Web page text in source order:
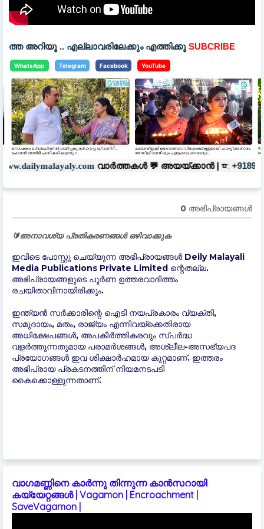
എത്തിക്കൂSUBCRIBE
WhatsApp Telegram Facebook YouTube
വാർത്തകൾ 💬അയയ്ക്കാൻ | ☎: +918921123196 ☎
0 അഭിപ്രായങ്ങള്‍
🔰അനാവശ്യ പ്രതികരണങ്ങൾ ഒഴിവാക്കുക
ഇവിടെ പോസ്റ്റു ചെയ്യുന്ന അഭിപ്രായങ്ങൾ Deily Malayali
Media Publications Private Limited ന്റെതല്ല.
അഭിപ്രായങ്ങളുടെ പൂർണ ഉത്തരവാദിത്തം
രചയിതാവിനായിരിക്കും.
ഇന്ത്യന്‍ സർക്കാരിന്റെ ഐടി നയപ്രകാരം വ്യക്തി,
സമുദായം, മതം, രാജ്യം എന്നിവയ്ക്കെതിരായ
അധിക്ഷേപങ്ങൾ, അപകീർത്തികരവും സ്പർദ്ധ
വളർത്തുന്നതുമായ പരാമർശങ്ങൾ, അശ്ലീല-അസഭ്യപദ
പ്രയോഗങ്ങൾ ഇവ ശിക്ഷാർഹമായ കുറ്റമാണ്. ഇത്തരം
അഭിപ്രായ പ്രകടനത്തിന് നിയമനടപടി
കൈക്കൊള്ളുന്നതാണ്.
വാഗമണ്ണിനെ കാർന്നു തിന്നുന്ന കാൻസറായി
കയ്യേറ്റങ്ങൾ | Vagamon | Encroachment |
SaveVagamon |